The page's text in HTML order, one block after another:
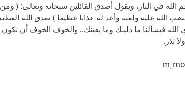
في النار، ويقول أصدق القائلين سبحانه وتعالى: (
الله عليه ولعنه وأعد له عذابا عظيما ) صدق الله
الله فيسألنا ما دليلك وما يقينك.. والخوف الخوف أن
تذر.